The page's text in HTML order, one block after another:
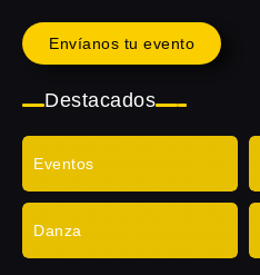
Envíanos tu evento
Destacados
Eventos
Danza